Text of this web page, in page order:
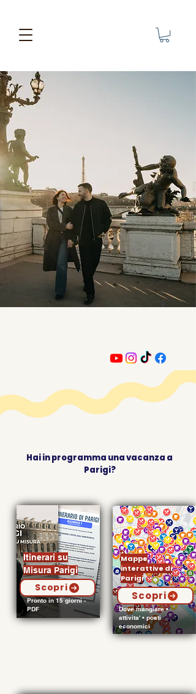
Hai in programma una vacanza a
Parigi?
Itinerari su
Misura Parigi
Pronto in 15 giorni -
PDF
Scopri
Mappe
interattive di
Parigi
Scopri
Dove mangiare •
attivita' • posti
economici